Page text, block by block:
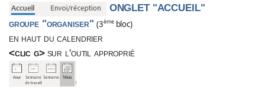
ONGLET "ACCUEIL"
groupe "organiser" (3èmebloc)
en haut du calendrier
<clic g> sur l'outil approprié